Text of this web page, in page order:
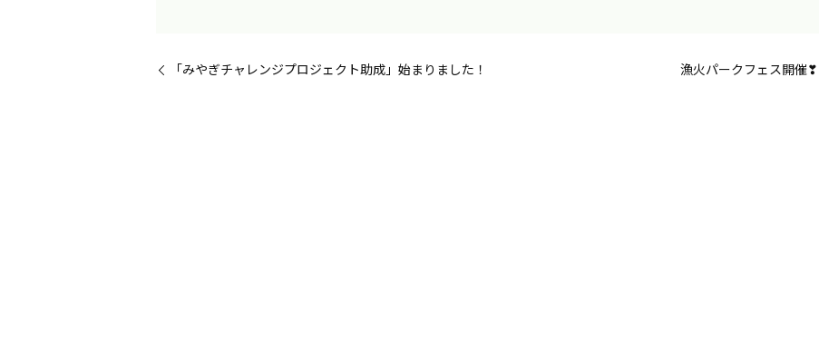
「みやぎチャレンジプロジェクト助成」始まりました！ 漁火パークフェス開催❣